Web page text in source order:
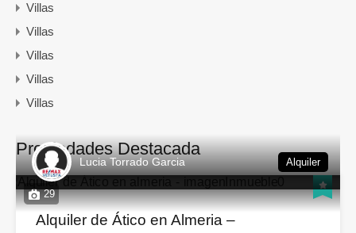
Villas
Villas
Villas
Villas
Villas
Propiedades Destacada
29
Lucia Torrado Garcia Alquiler
Alquiler de Ático en Almeria –